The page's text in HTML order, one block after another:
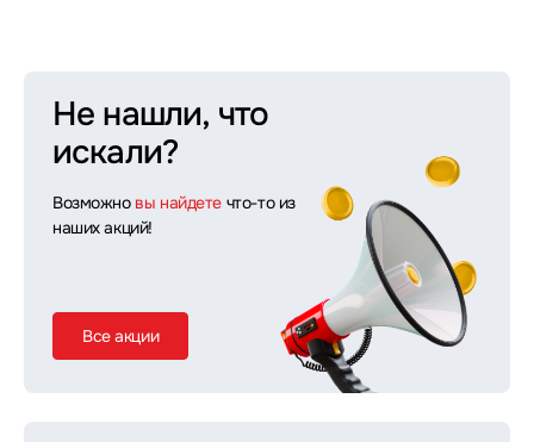
Не нашли, что
искали?
Возможно вы найдете что-то из
наших акций!
Все акции